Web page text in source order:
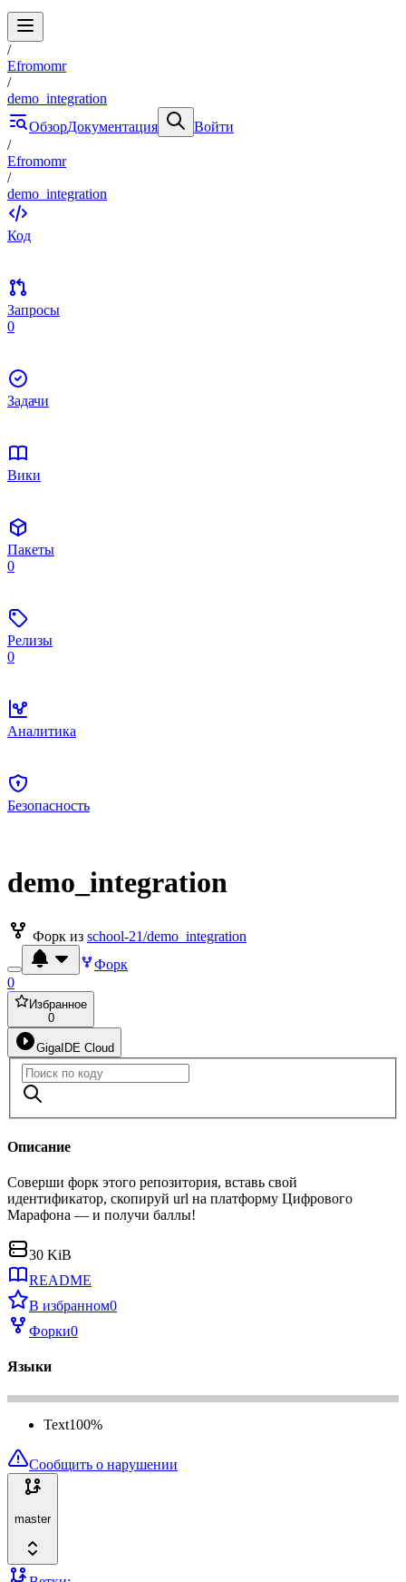
/
Efromomr
/
demo_integration
ОбзорДокументация
Войти
/
Efromomr
/
demo_integration
Код
Запросы
0
Задачи
Вики
Пакеты
0
Релизы
0
Аналитика
Безопасность
demo_integration
Форк из school-21/demo_integration
Форк
0
Избранное
0
GigaIDE Cloud
Описание
Соверши форк этого репозитория, вставь свой
идентификатор, скопируй url на платформу Цифрового
Марафона — и получи баллы!
30 KiB
README
В избранном0
Форки0
Языки
Text100%
Сообщить о нарушении
master